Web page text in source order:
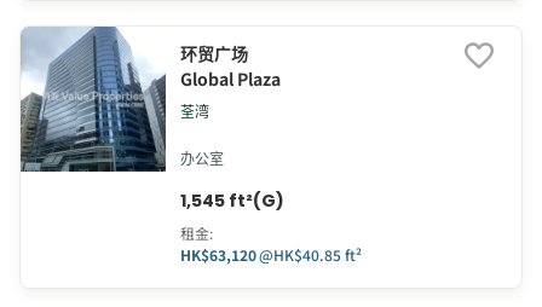
环贸广场
Global Plaza
荃湾
办公室
1,545 ft²(G)
租金:
HK$63,120@HK$40.85 ft²